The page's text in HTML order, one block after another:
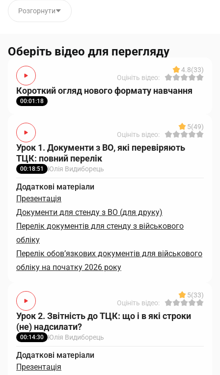
Розгорнути
Оберіть відео для перегляду
4.8(33)
Оцініть відео:
Короткий огляд нового формату навчання
00:01:18
5(49)
Оцініть відео:
Урок 1. Документи з ВО, які перевіряють
ТЦК: повний перелік
00:18:51 Юлія Видиборець
Додаткові матеріали
Презентація
Документи для стенду з ВО (для друку)
Перелік документів для стенду з військового
обліку
Перелік обов’язкових документів для військового
обліку на початку 2026 року
5(33)
Оцініть відео:
Урок 2. Звітність до ТЦК: що і в які строки
(не) надсилати?
00:14:30 Юлія Видиборець
Додаткові матеріали
Презентація